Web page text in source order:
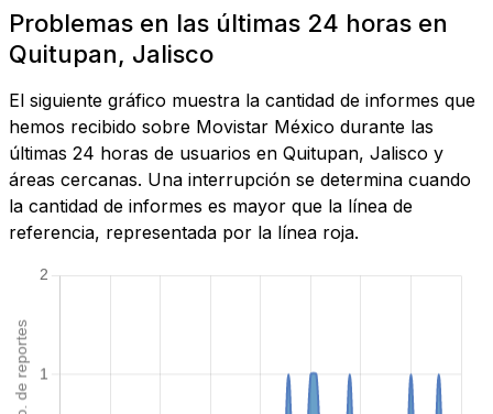
Problemas en las últimas 24 horas en
Quitupan, Jalisco
El siguiente gráfico muestra la cantidad de informes que
hemos recibido sobre Movistar México durante las
últimas 24 horas de usuarios en Quitupan, Jalisco y
áreas cercanas. Una interrupción se determina cuando
la cantidad de informes es mayor que la línea de
referencia, representada por la línea roja.